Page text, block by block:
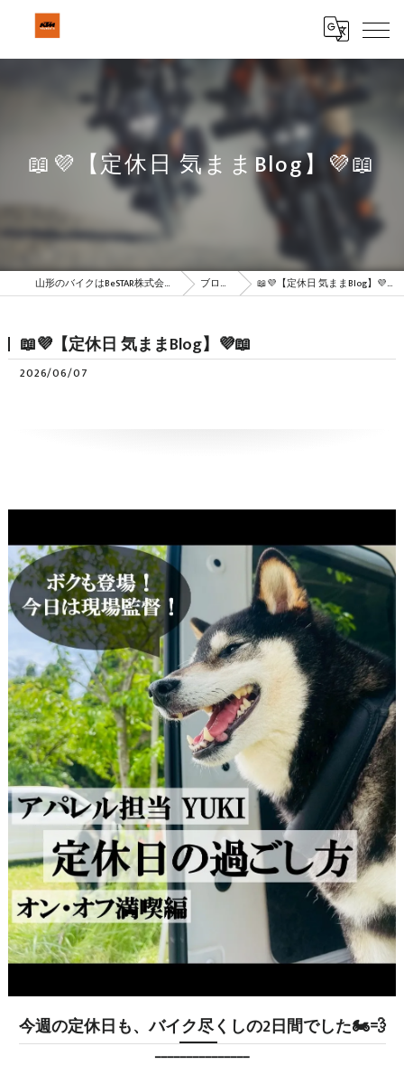
📖💜【定休日 気ままBlog】💜📖
山形のバイクはBeSTAR株式会社 ブログ 📖💜【定休日 気ままBlog】💜📖
📖💜【定休日 気ままBlog】💜📖
2026/06/07
今週の定休日も、バイク尽くしの2日間でした🏍💨
━━━━━━━━━━━━━━━